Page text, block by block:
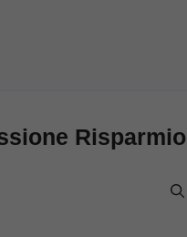
Risparmio